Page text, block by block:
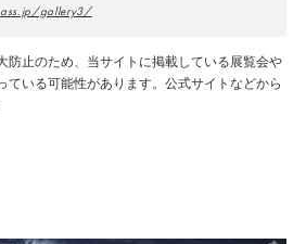
gallery3/
防止のため、当サイトに掲載している展覧会や
ている可能性があります。公式サイトなどから